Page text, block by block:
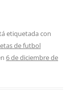
etiquetada con
de futbol
6 de diciembre de